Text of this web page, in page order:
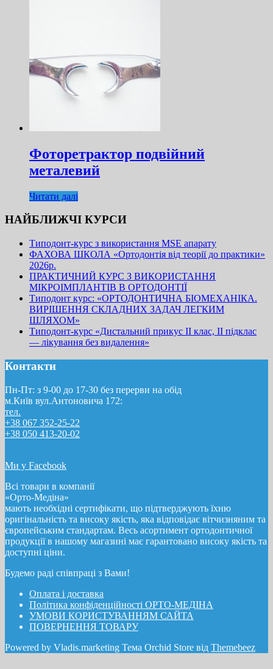
Фоторетрактор подвійний
металевий
Читати далі
НАЙБЛИЖЧІ КУРСИ
Типодонт-курс з використання MSE апарату
ФАХОВА ШКОЛА «Ортодонтія від теорії до практики»
2026р.
ПРАКТИЧНИЙ КУРС З ВИКОРИСТАННЯ
МІКРОІМПЛАНТІВ В ОРТОДОНТІЇ
Типодонт курс: «ОРТОДОНТИЧНА БІОМЕХАНІКА.
ВИРІШЕННЯ СКЛАДНИХ ЗАДАЧ ЛЕГКИМ
ШЛЯХОМ»
Типодонт-курс «Дистальний прикус II клас, II підклас
— лікування без видалення»
Контакти
Пн-Пт: з 9-00 до 17-30 без перерви на обід
м.Київ вул.Антоновича 172:
тел.
+38 067 352-25-22
+38 050 413-20-02
Ми у Facebook
Всі товари в компанії
«Орто-Медіна»
мають необхідні сертифікати, що підтверджують їхню
оригінальність та високу якість, яка відповідає вітчизняним та
європейським стандартам. Весь асортимент ортодонтичної
продукції в нашому магазині має гарантовано високу якість та
доступні ціни.
Будемо раді співпраці з Вами!
Оплата і доставка
Полiтика конфіденційності ОРТО-МЕДІНА
УМОВИ КОРИСТУВАННЯМ САЙТА
ПОВЕРНЕННЯ ТОВАРУ
Powered by Vladis.marketing Тема Orchid Store від Themebeez